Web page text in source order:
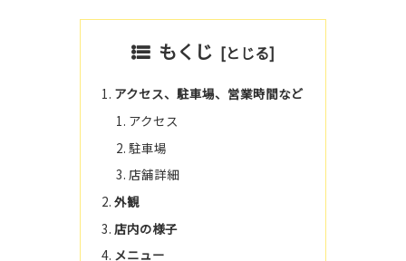
もくじ
アクセス、駐車場、営業時間など
アクセス
駐車場
店舗詳細
外観
店内の様子
メニュー